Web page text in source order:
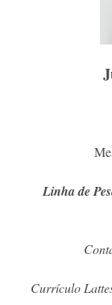
Linha de
Currículo